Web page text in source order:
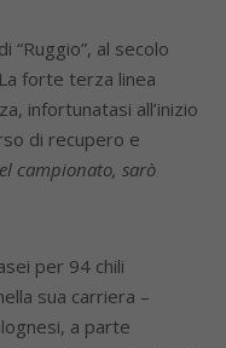
“Ruggio”, al secolo
forte terza linea
infortunatasi all’inizio
di recupero e
campionato, sarò
per 94 chili
sua carriera –
a parte